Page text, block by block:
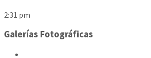
2:31 pm
Galerías Fotográficas